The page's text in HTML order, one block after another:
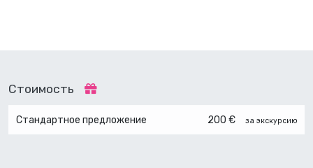
Стоимость
Стандартное предложение 200 € за экскурсию